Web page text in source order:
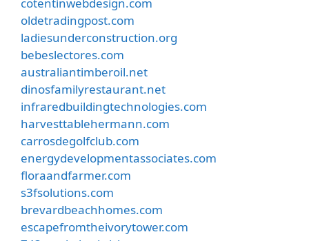
oldetradingpost.com
ladiesunderconstruction.org
bebeslectores.com
australiantimberoil.net
dinosfamilyrestaurant.net
infraredbuildingtechnologies.com
harvesttablehermann.com
carrosdegolfclub.com
energydevelopmentassociates.com
floraandfarmer.com
s3fsolutions.com
brevardbeachhomes.com
escapefromtheivorytower.com